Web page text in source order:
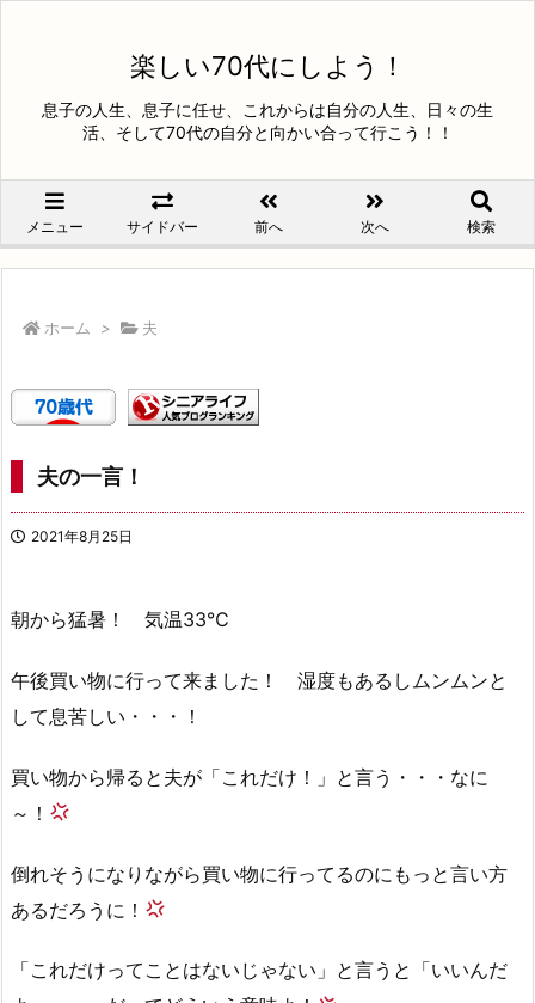
楽しい70代にしよう！
息子の人生、息子に任せ、これからは自分の人生、日々の生
活、そして70代の自分と向かい合って行こう！！
メニュー サイドバー 前へ 次へ 検索
ホーム > 夫
夫の一言！
2021年8月25日
朝から猛暑！ 気温33℃
午後買い物に行って来ました！ 湿度もあるしムンムンと
して息苦しい・・・！
買い物から帰ると夫が「これだけ！」と言う・・・なに
～！
倒れそうになりながら買い物に行ってるのにもっと言い方
あるだろうに！
「これだけってことはないじゃない」と言うと「いいんだ